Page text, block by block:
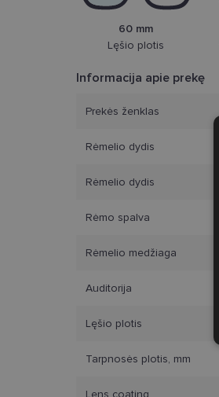
60 mm
Lęšio plotis
Informacija apie prekę
Prekės ženklas
Rėmelio dydis
Rėmelio dydis
Rėmo spalva
Rėmelio medžiaga
Auditorija
Lęšio plotis
Tarpnosės plotis, mm
Lens coating